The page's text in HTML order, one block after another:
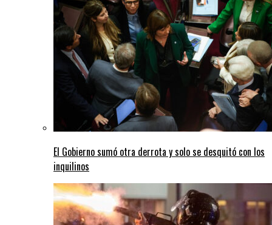
El Gobierno sumó otra derrota y solo se desquitó con los
inquilinos